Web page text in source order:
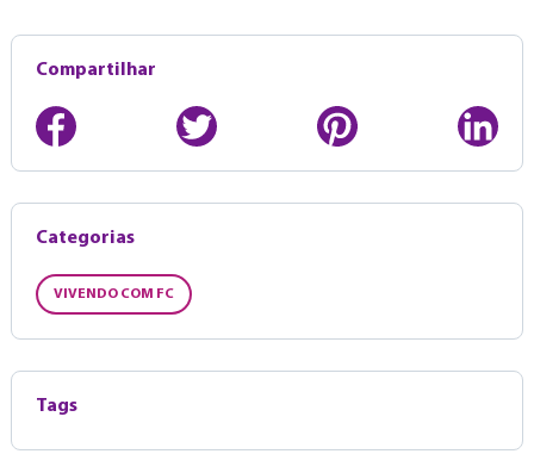
Compartilhar
Categorias
VIVENDO COM FC
Tags